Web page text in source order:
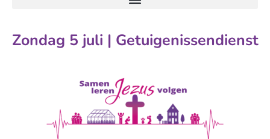
Zondag 5 juli | Getuigenissendienst